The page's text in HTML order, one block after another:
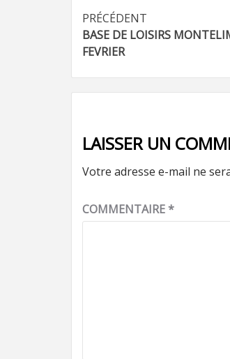
Navigation
d’article
PRÉCÉDENT
BASE DE LOISIRS
FEVRIER
LAISSER UN
Votre adresse e-mail ne
COMMENTAIRE*